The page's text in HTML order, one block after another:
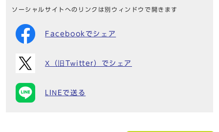
ソーシャルサイトへのリンクは別ウィンドウで開きます
Facebookでシェア
X（旧Twitter）でシェア
LINEで送る